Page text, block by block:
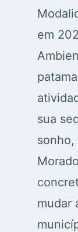
em
sua
sonho,
mudar